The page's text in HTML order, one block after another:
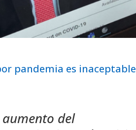
pandemia es
del